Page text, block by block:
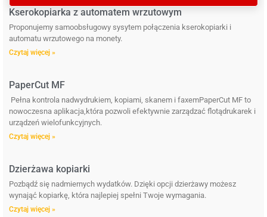
Kserokopiarka z automatem wrzutowym
Proponujemy samoobsługowy sysytem połączenia kserokopiarki i
automatu wrzutowego na monety.
Czytaj więcej »
PaperCut MF
Pełna kontrola nadwydrukiem, kopiami, skanem i faxemPaperCut MF to
nowoczesna aplikacja,która pozwoli efektywnie zarządzać flotądrukarek i
urządzeń wielofunkcyjnych.
Czytaj więcej »
Dzierżawa kopiarki
Pozbądź się nadmiernych wydatków. Dzięki opcji dzierżawy możesz
wynająć kopiarkę, która najlepiej spełni Twoje wymagania.
Czytaj więcej »